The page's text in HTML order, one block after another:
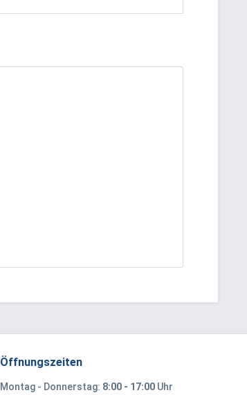
Öffnungszeiten
Montag - Donnerstag: 8:00 - 17:00 Uhr